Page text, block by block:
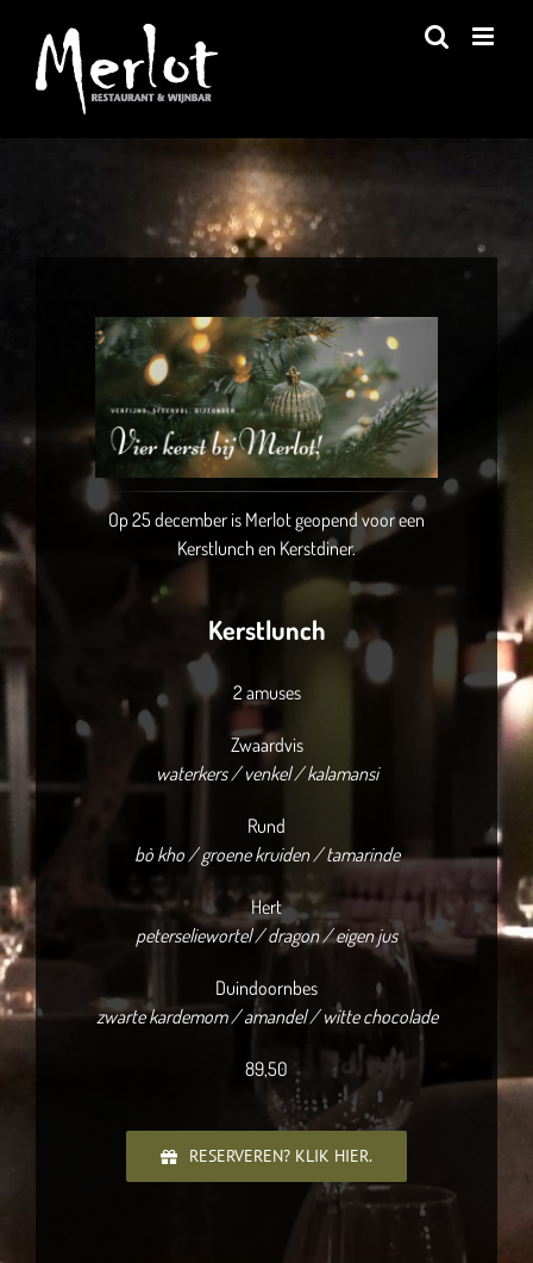
inhoud
Op 25 december is Merlot geopend voor een
Kerstlunch en Kerstdiner.
Kerstlunch
2 amuses
Zwaardvis
waterkers / venkel / kalamansi
Rund
bò kho / groene kruiden / tamarinde
Hert
peterseliewortel / dragon / eigen jus
Duindoornbes
zwarte kardemom / amandel / witte chocolade
89,50
RESERVEREN? KLIK HIER.